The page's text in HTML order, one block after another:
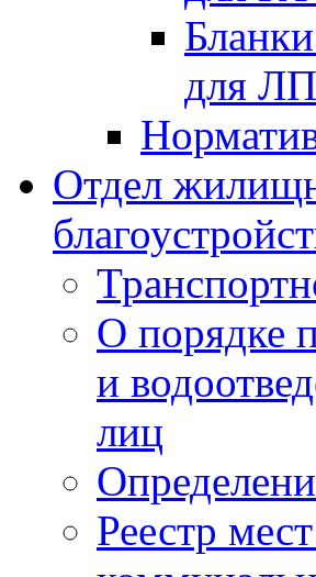
для
Отдел
О порядке
и
лиц
Реестр